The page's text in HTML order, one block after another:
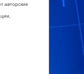
авторские